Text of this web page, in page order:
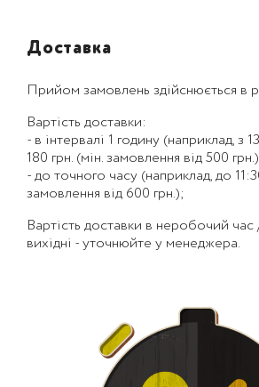
Доставка
Прийом замовлень здійснюється в
Вартість доставки:
- в інтервалі 1 годину (наприклад, з
180 грн. (мін. замовлення від 500
- до точного часу (наприклад, до
замовлення від 600 грн.);
Вартість доставки в неробочий час
вихідні - уточнюйте у менеджера.